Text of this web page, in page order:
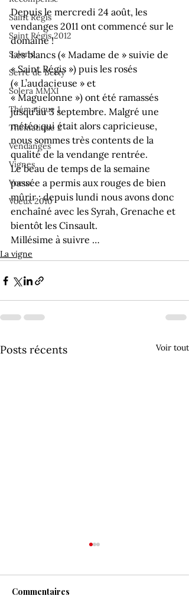
Saint Régis
Saint Régis 2012
Salons
Serre de Berty
Solera MMXI
Thématique 1
Thématique 2
Vendanges
Vignes
Voeux
Voeux 2010
Depuis le mercredi 24 août, les
vendanges 2011 ont commencé sur le
domaine !
Les blancs (« Madame de » suivie de
« Saint Régis ») puis les rosés
(« L’audacieuse » et
« Maguelonne ») ont été ramassés
jusqu’au 3 septembre. Malgré une
météo qui était alors capricieuse,
nous sommes très contents de la
qualité de la vendange rentrée.
Le beau de temps de la semaine
passée a permis aux rouges de bien
mûrir ; depuis lundi nous avons donc
enchaîné avec les Syrah, Grenache et
bientôt les Cinsault.
Millésime à suivre …
La vigne
Posts récents Voir tout
Commentaires